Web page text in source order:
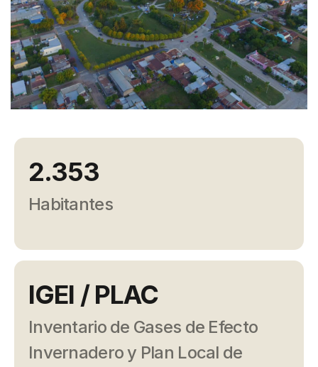
Campañas
Arbolado
Residuos
Proyectos
Edificios Municipales Energéticamente
2.353
Habitantes
IGEI / PLAC
Inventario de Gases de Efecto
Invernadero y Plan Local de